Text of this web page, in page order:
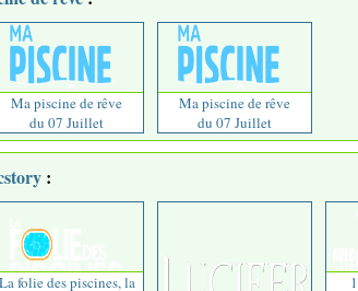
Ma piscine de rêve
du 07 Juillet
Ma piscine de rêve
du 07 Juillet
:
La folie des piscines, la